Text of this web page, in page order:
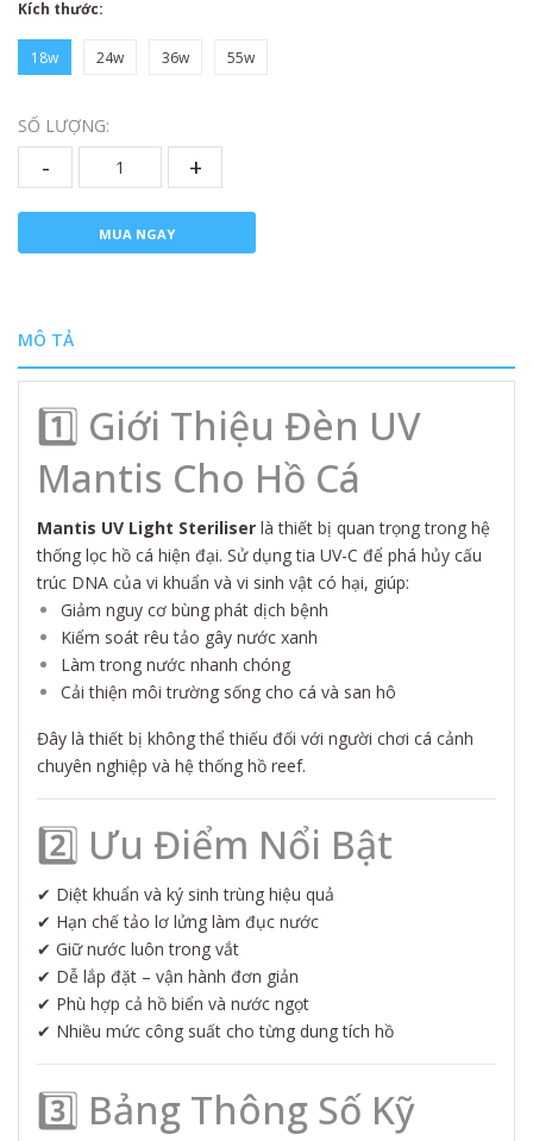
Kích thước:
18w 24w 36w 55w
SỐ LƯỢNG:
- +
MUA NGAY
MÔ TẢ
1️⃣ Giới Thiệu Đèn UV
Mantis Cho Hồ Cá
Mantis UV Light Steriliser là thiết bị quan trọng trong hệ
thống lọc hồ cá hiện đại. Sử dụng tia UV-C để phá hủy cấu
trúc DNA của vi khuẩn và vi sinh vật có hại, giúp:
Giảm nguy cơ bùng phát dịch bệnh
Kiểm soát rêu tảo gây nước xanh
Làm trong nước nhanh chóng
Cải thiện môi trường sống cho cá và san hô
Đây là thiết bị không thể thiếu đối với người chơi cá cảnh
chuyên nghiệp và hệ thống hồ reef.
2️⃣ Ưu Điểm Nổi Bật
✔ Diệt khuẩn và ký sinh trùng hiệu quả
✔ Hạn chế tảo lơ lửng làm đục nước
✔ Giữ nước luôn trong vắt
✔ Dễ lắp đặt – vận hành đơn giản
✔ Phù hợp cả hồ biển và nước ngọt
✔ Nhiều mức công suất cho từng dung tích hồ
3️⃣ Bảng Thông Số Kỹ